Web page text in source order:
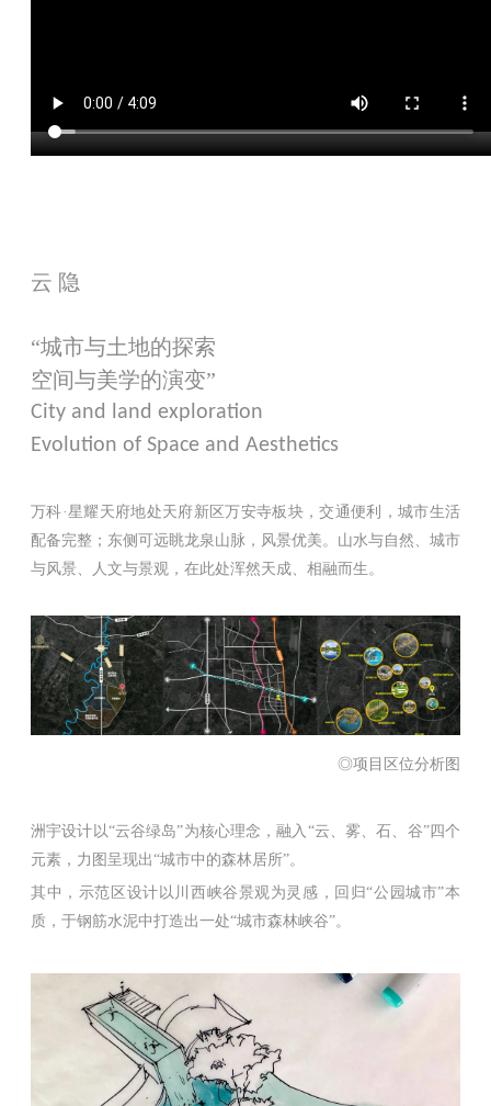
云 隐
“城市与土地的探索
空间与美学的演变”
City and land exploration
Evolution of Space and Aesthetics
万科·星耀天府地处天府新区万安寺板块，交通便利，城市生活
配备完整；东侧可远眺龙泉山脉，风景优美。山水与自然、城市
与风景、人文与景观，在此处浑然天成、相融而生。
◎项目区位分析图
洲宇设计以“云谷绿岛”为核心理念，融入“云、雾、石、谷”四个
元素，力图呈现出“城市中的森林居所”。
其中，示范区设计以川西峡谷景观为灵感，回归“公园城市”本
质，于钢筋水泥中打造出一处“城市森林峡谷”。